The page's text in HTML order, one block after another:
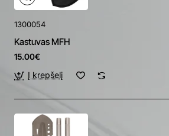
1300054
Kastuvas MFH
15.00€
Į krepšelį